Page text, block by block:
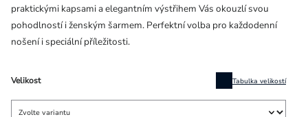
Velikost Tabulka velikostí
praktickými kapsami a elegantním výstřihem Vás okouzlí svou
pohodlností i ženským šarmem. Perfektní volba pro každodenní
nošení i speciální příležitosti.